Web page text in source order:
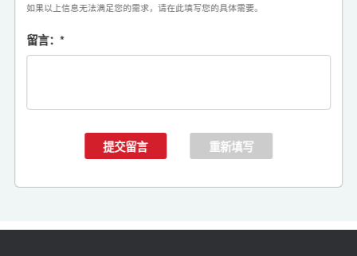
如果以上信息无法满足您的需求，请在此填写您的具体需要。
留言：*